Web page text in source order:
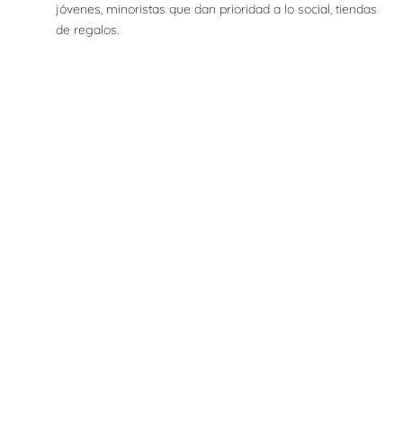
jóvenes, minoristas que dan prioridad a lo social, tiendas
de regalos.